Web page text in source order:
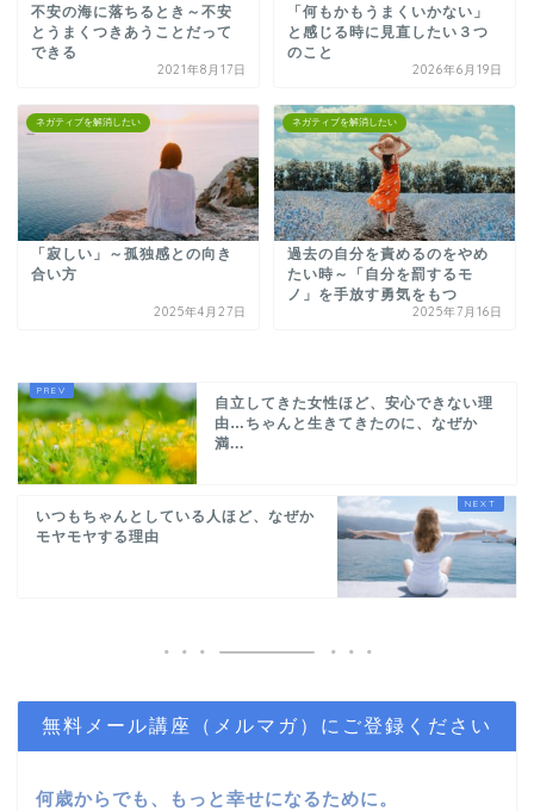
不安の海に落ちるとき～不安
とうまくつきあうことだって
できる
2021年8月17日
「何もかもうまくいかない」
と感じる時に見直したい３つ
のこと
2026年6月19日
ネガティブを解消したい
「寂しい」～孤独感との向き
合い方
2025年4月27日
ネガティブを解消したい
過去の自分を責めるのをやめ
たい時～「自分を罰するモ
ノ」を手放す勇気をもつ
2025年7月16日
自立してきた女性ほど、安心できない理
由…ちゃんと生きてきたのに、なぜか
満...
いつもちゃんとしている人ほど、なぜか
モヤモヤする理由
無料メール講座（メルマガ）にご登録ください
何歳からでも、もっと幸せになるために。